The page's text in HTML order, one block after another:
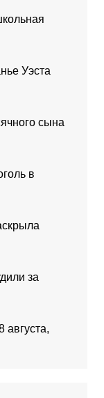
Уэста
сына
в
за
августа,